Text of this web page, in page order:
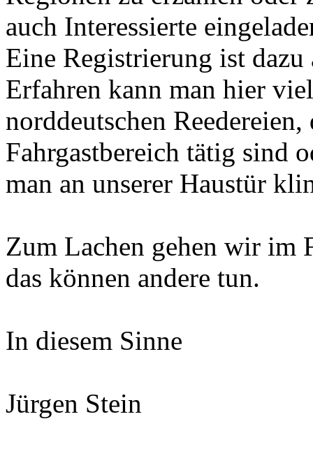
auch Interessierte
Eine Registrierung ist
Erfahren kann man hier
norddeutschen
Fahrgastbereich tätig sind
man an unserer Haustür
Zum Lachen gehen wir im
das können andere tun.
In diesem Sinne
Jürgen Stein